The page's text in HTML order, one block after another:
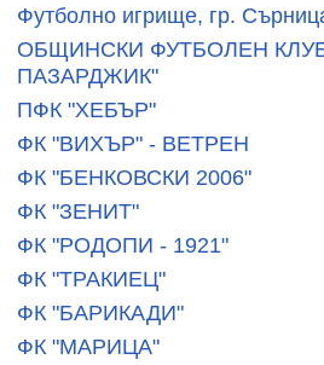
Футболно игрище, гр.
ОБЩИНСКИ ФУТБОЛЕН
ПАЗАРДЖИК"
ПФК "ХЕБЪР"
ФК "ВИХЪР" - ВЕТРЕН
ФК "БЕНКОВСКИ 2006"
ФК "ЗЕНИТ"
ФК "РОДОПИ - 1921"
ФК "ТРАКИЕЦ"
ФК "БАРИКАДИ"
ФК "МАРИЦА"